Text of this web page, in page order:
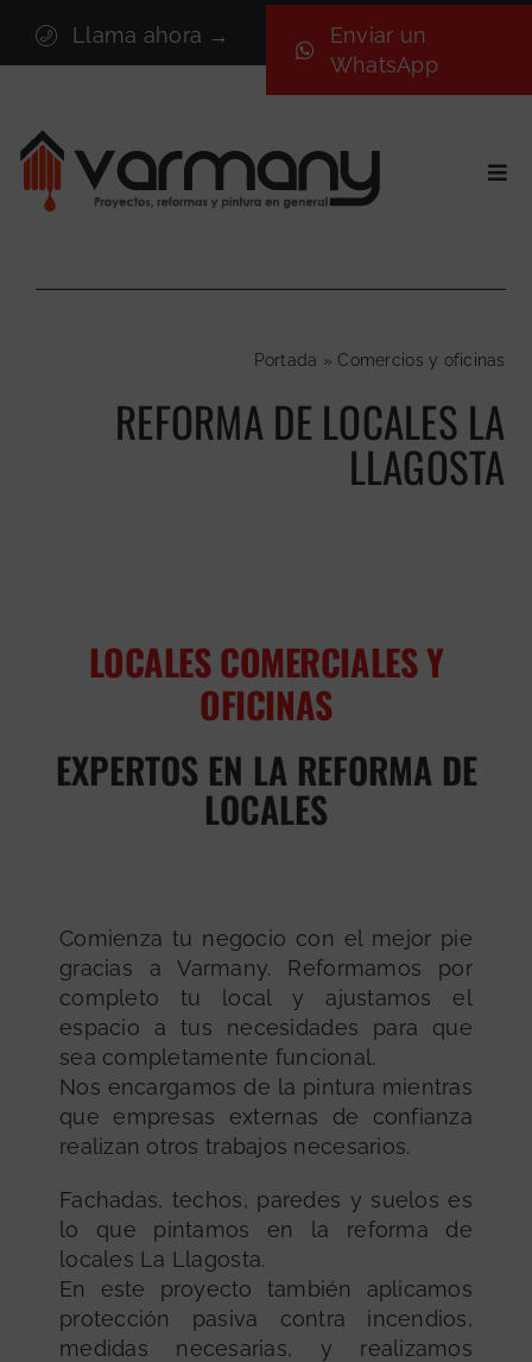
contenido
Llama ahora →
Enviar un
WhatsApp
Sectores
Nosotros
Portada »Comercios y oficinas
REFORMA DE LOCALES LA
LLAGOSTA
LOCALES COMERCIALES Y
OFICINAS
EXPERTOS EN LA REFORMA DE
LOCALES
Comienza tu negocio con el mejor pie
gracias a Varmany. Reformamos por
completo tu local y ajustamos el
espacio a tus necesidades para que
sea completamente funcional.
Nos encargamos de la pintura mientras
que empresas externas de confianza
realizan otros trabajos necesarios.
Fachadas, techos, paredes y suelos es
lo que pintamos en la reforma de
locales La Llagosta.
En este proyecto también aplicamos
protección pasiva contra incendios,
medidas necesarias, y realizamos